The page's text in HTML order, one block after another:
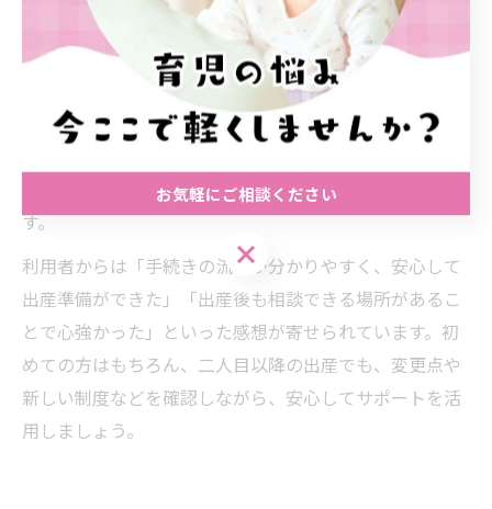
ない支援が特徴です。
具体的な流れとしては、妊娠が分かった時点で区役所に
届出を行い、妊婦健診や各種手続きの案内を受けます。
出産後は出生届の提出、児童手当の申請、健康診査の予
役所や地域の助産師会でも丁寧にサポートされていま
す。
利用者からは「手続きの流れが分かりやすく、安心して
出産準備ができた」「出産後も相談できる場所があるこ
とで心強かった」といった感想が寄せられています。初
めての方はもちろん、二人目以降の出産でも、変更点や
新しい制度などを確認しながら、安心してサポートを活
用しましょう。
お気軽にご相談ください
お気軽にご相談ください